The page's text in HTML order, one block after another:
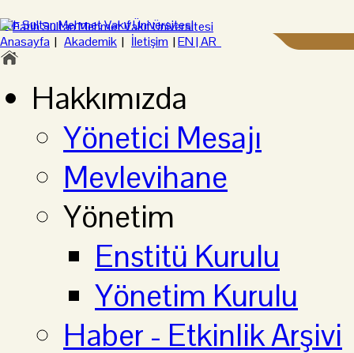
Anasayfa | Akademik | İletişim |EN |AR
Hakkımızda
Yönetici Mesajı
Mevlevihane
Yönetim
Enstitü Kurulu
Yönetim Kurulu
Haber - Etkinlik Arşivi